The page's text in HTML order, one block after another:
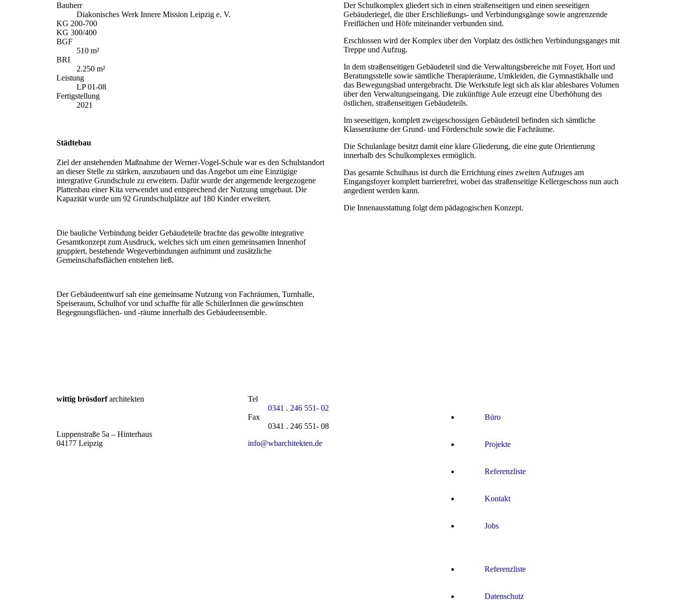
Bauherr
Diakonisches Werk Innere Mission Leipzig e. V.
KG 200-700
KG 300/400
BGF
510 m²
BRI
2.250 m²
Leistung
LP 01-08
Fertigstellung
2021
Städtebau
Ziel der anstehenden Maßnahme der Werner-Vogel-Schule war es den Schulstandort
an dieser Stelle zu stärken, auszubauen und das Angebot um eine Einzügige
intergrative Grundschule zu erweitern. Dafür wurde der angernende leergezogene
Plattenbau einer Kita verwendet und entsprechend der Nutzung umgebaut. Die
Kapazität wurde um 92 Grundschulplätze auf 180 Kinder erweitert.
Die bauliche Verbindung beider Gebäudeteile brachte das gewollte integrative
Gesamtkonzept zum Ausdruck, welches sich um einen gemeinsamen Innenhof
gruppiert, bestehende Wegeverbindungen aufnimmt und zusätzliche
Gemeinschaftsflächen entstehen ließ.
Der Gebäudeentwurf sah eine gemeinsame Nutzung von Fachräumen, Turnhalle,
Speiseraum, Schulhof vor und schaffte für alle SchülerInnen die gewünschten
Begegnungsflächen- und -räume innerhalb des Gebäudeensemble.
Der Schulkomplex gliedert sich in einen straßenseitigen und einen seeseitigen
Gebäuderiegel, die über Erschließungs- und Verbindungsgänge sowie angrenzende
Freiflächen und Höfe miteinander verbunden sind.
Erschlossen wird der Komplex über den Vorplatz des östlichen Verbindungsganges mit
Treppe und Aufzug.
In dem straßenseitigen Gebäudeteil sind die Verwaltungsbereiche mit Foyer, Hort und
Beratungsstelle sowie sämtliche Therapieräume, Umkleiden, die Gymnastikhalle und
das Bewegungsbad untergebracht. Die Werkstufe legt sich als klar ablesbares Volumen
über den Verwaltungseingang. Die zukünftige Aule erzeugt eine Überhöhung des
östlichen, straßenseitigen Gebäudeteils.
Im seeseitigen, komplett zweigeschossigen Gebäudeteil befinden sich sämtliche
Klassenräume der Grund- und Förderschule sowie die Fachräume.
Die Schulanlage besitzt damit eine klare Gliederung, die eine gute Orientierung
innerhalb des Schulkomplexes ermöglich.
Das gesamte Schulhaus ist durch die Errichtung eines zweiten Aufzuges am
Eingangsfoyer komplett barrierefrei, wobei das straßenseitige Kellergeschoss nun auch
angedient werden kann.
Die Innenausstattung folgt dem pädagogischen Konzept.
wittig brösdorfarchitekten
Luppenstraße 5a – Hinterhaus
04177 Leipzig
Tel
0341 . 246 551- 02
Fax
0341 . 246 551- 08
info@wbarchitekten.de
Büro
Projekte
Referenzliste
Kontakt
Jobs
Referenzliste
Datenschutz